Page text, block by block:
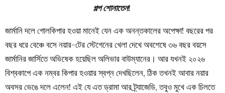
গল্প শোনাতেন!
জার্মানি দলে গোলকিপার হওয়া মানেই যেন এক অনন্তকালের অপেক্ষা! বছরের পর
বছর ধরে বেঞ্চে বসে নয়ার-টের স্টেগেনের খেলা দেখে অবশেষে ৩৬ বছর বয়সে
জার্মানির জার্সিতে অভিষেক হয়েছিল অলিভার বাউম্যানের। আর যখনই ২০২৬
বিশ্বকাপে এক নম্বর কিপার হওয়ার স্বপ্ন দেখছিলেন, ঠিক তখনই আবার নয়ার
অবসর ভেঙে দলে এলেন! এই যে এত ড্রামা আর ট্র্যাজেডি, তবুও মুখে এক চিলতে